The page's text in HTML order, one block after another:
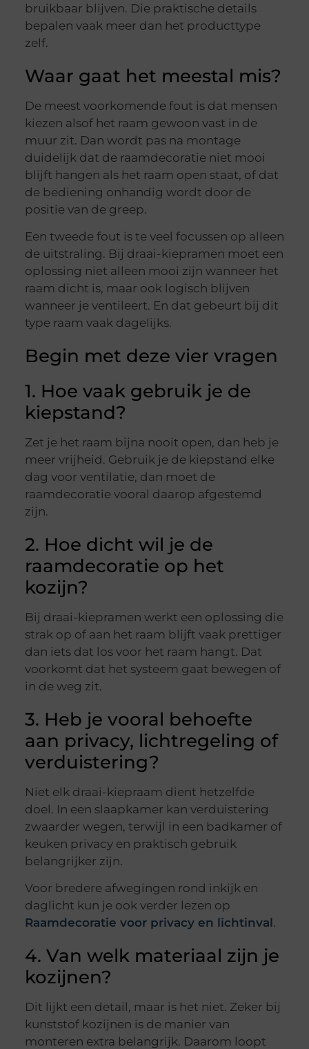
bruikbaar blijven. Die praktische details
bepalen vaak meer dan het producttype
zelf.
Waar gaat het meestal mis?
De meest voorkomende fout is dat mensen
kiezen alsof het raam gewoon vast in de
muur zit. Dan wordt pas na montage
duidelijk dat de raamdecoratie niet mooi
blijft hangen als het raam open staat, of dat
de bediening onhandig wordt door de
positie van de greep.
Een tweede fout is te veel focussen op alleen
de uitstraling. Bij draai-kiepramen moet een
oplossing niet alleen mooi zijn wanneer het
raam dicht is, maar ook logisch blijven
wanneer je ventileert. En dat gebeurt bij dit
type raam vaak dagelijks.
Begin met deze vier vragen
1. Hoe vaak gebruik je de
kiepstand?
Zet je het raam bijna nooit open, dan heb je
meer vrijheid. Gebruik je de kiepstand elke
dag voor ventilatie, dan moet de
raamdecoratie vooral daarop afgestemd
zijn.
2. Hoe dicht wil je de
raamdecoratie op het
kozijn?
Bij draai-kiepramen werkt een oplossing die
strak op of aan het raam blijft vaak prettiger
dan iets dat los voor het raam hangt. Dat
voorkomt dat het systeem gaat bewegen of
in de weg zit.
3. Heb je vooral behoefte
aan privacy, lichtregeling of
verduistering?
Niet elk draai-kiepraam dient hetzelfde
doel. In een slaapkamer kan verduistering
zwaarder wegen, terwijl in een badkamer of
keuken privacy en praktisch gebruik
belangrijker zijn.
Voor bredere afwegingen rond inkijk en
daglicht kun je ook verder lezen op
Raamdecoratie voor privacy en lichtinval.
4. Van welk materiaal zijn je
kozijnen?
Dit lijkt een detail, maar is het niet. Zeker bij
kunststof kozijnen is de manier van
monteren extra belangrijk. Daarom loopt